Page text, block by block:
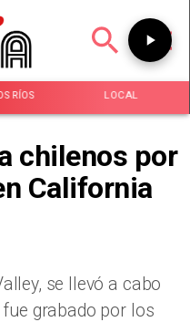
RÍOS LOCAL
chilenos por
California
se llevó a cabo
grabado por los